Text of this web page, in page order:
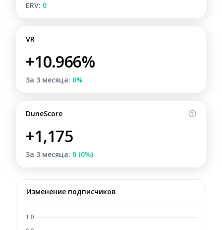
ERV: 0
VR
+10.966%
За 3 месяца: 0%
DuneScore
+1,175
За 3 месяца: 0 (0%)
Изменение подписчиков